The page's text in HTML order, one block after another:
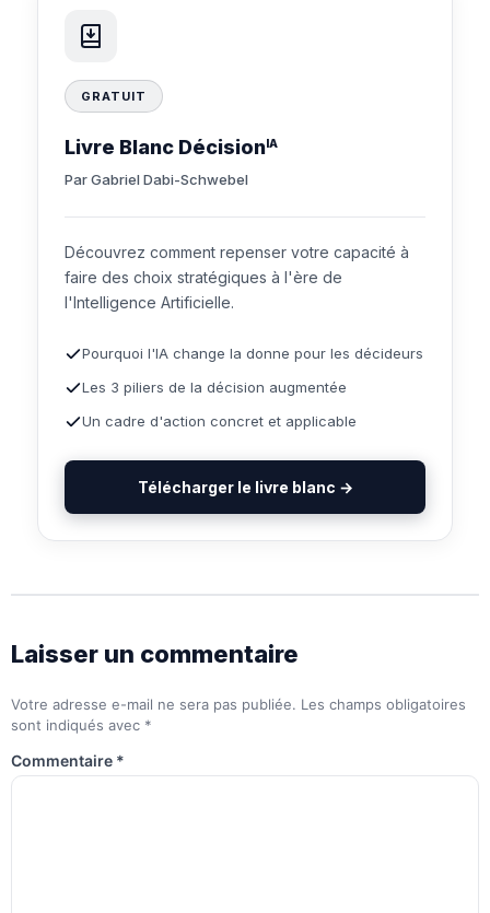
GRATUIT
Livre Blanc Décision IA
Par Gabriel Dabi-Schwebel
Découvrez comment repenser votre capacité à
faire des choix stratégiques à l'ère de
l'Intelligence Artificielle.
Pourquoi l'IA change la donne pour les décideurs
Les 3 piliers de la décision augmentée
Un cadre d'action concret et applicable
Télécharger le livre blanc →
Laisser un commentaire
Votre adresse e-mail ne sera pas publiée. Les champs obligatoires
sont indiqués avec *
Commentaire *